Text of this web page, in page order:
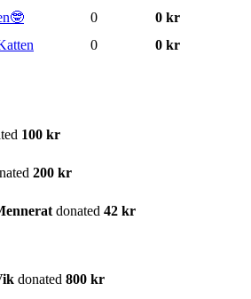
0
0 kr
0 0 kr
100 kr
200 kr
donated 42 kr
donated 800 kr